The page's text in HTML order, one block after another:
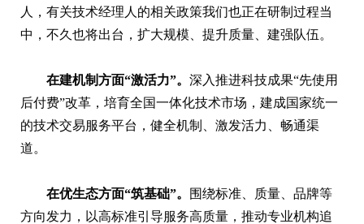
人，有关技术经理人的相关政策我们也正在研制过程当
中，不久也将出台，扩大规模、提升质量、建强队伍。
在建机制方面“激活力”。 深入推进科技成果“先使用
后付费”改革，培育全国一体化技术市场，建成国家统一
的技术交易服务平台，健全机制、激发活力、畅通渠
道。
在优生态方面“筑基础”。
围绕标准、质量、品牌等
方向发力，以高标准引导服务高质量，推动专业机构追